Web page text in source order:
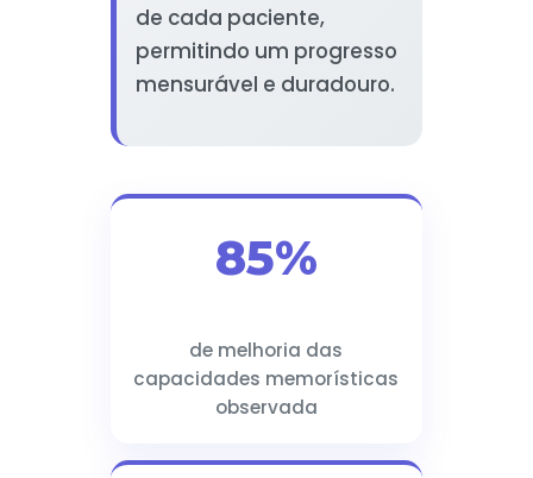
de cada paciente,
permitindo um progresso
mensurável e duradouro.
85%
de melhoria das
capacidades memorísticas
observada